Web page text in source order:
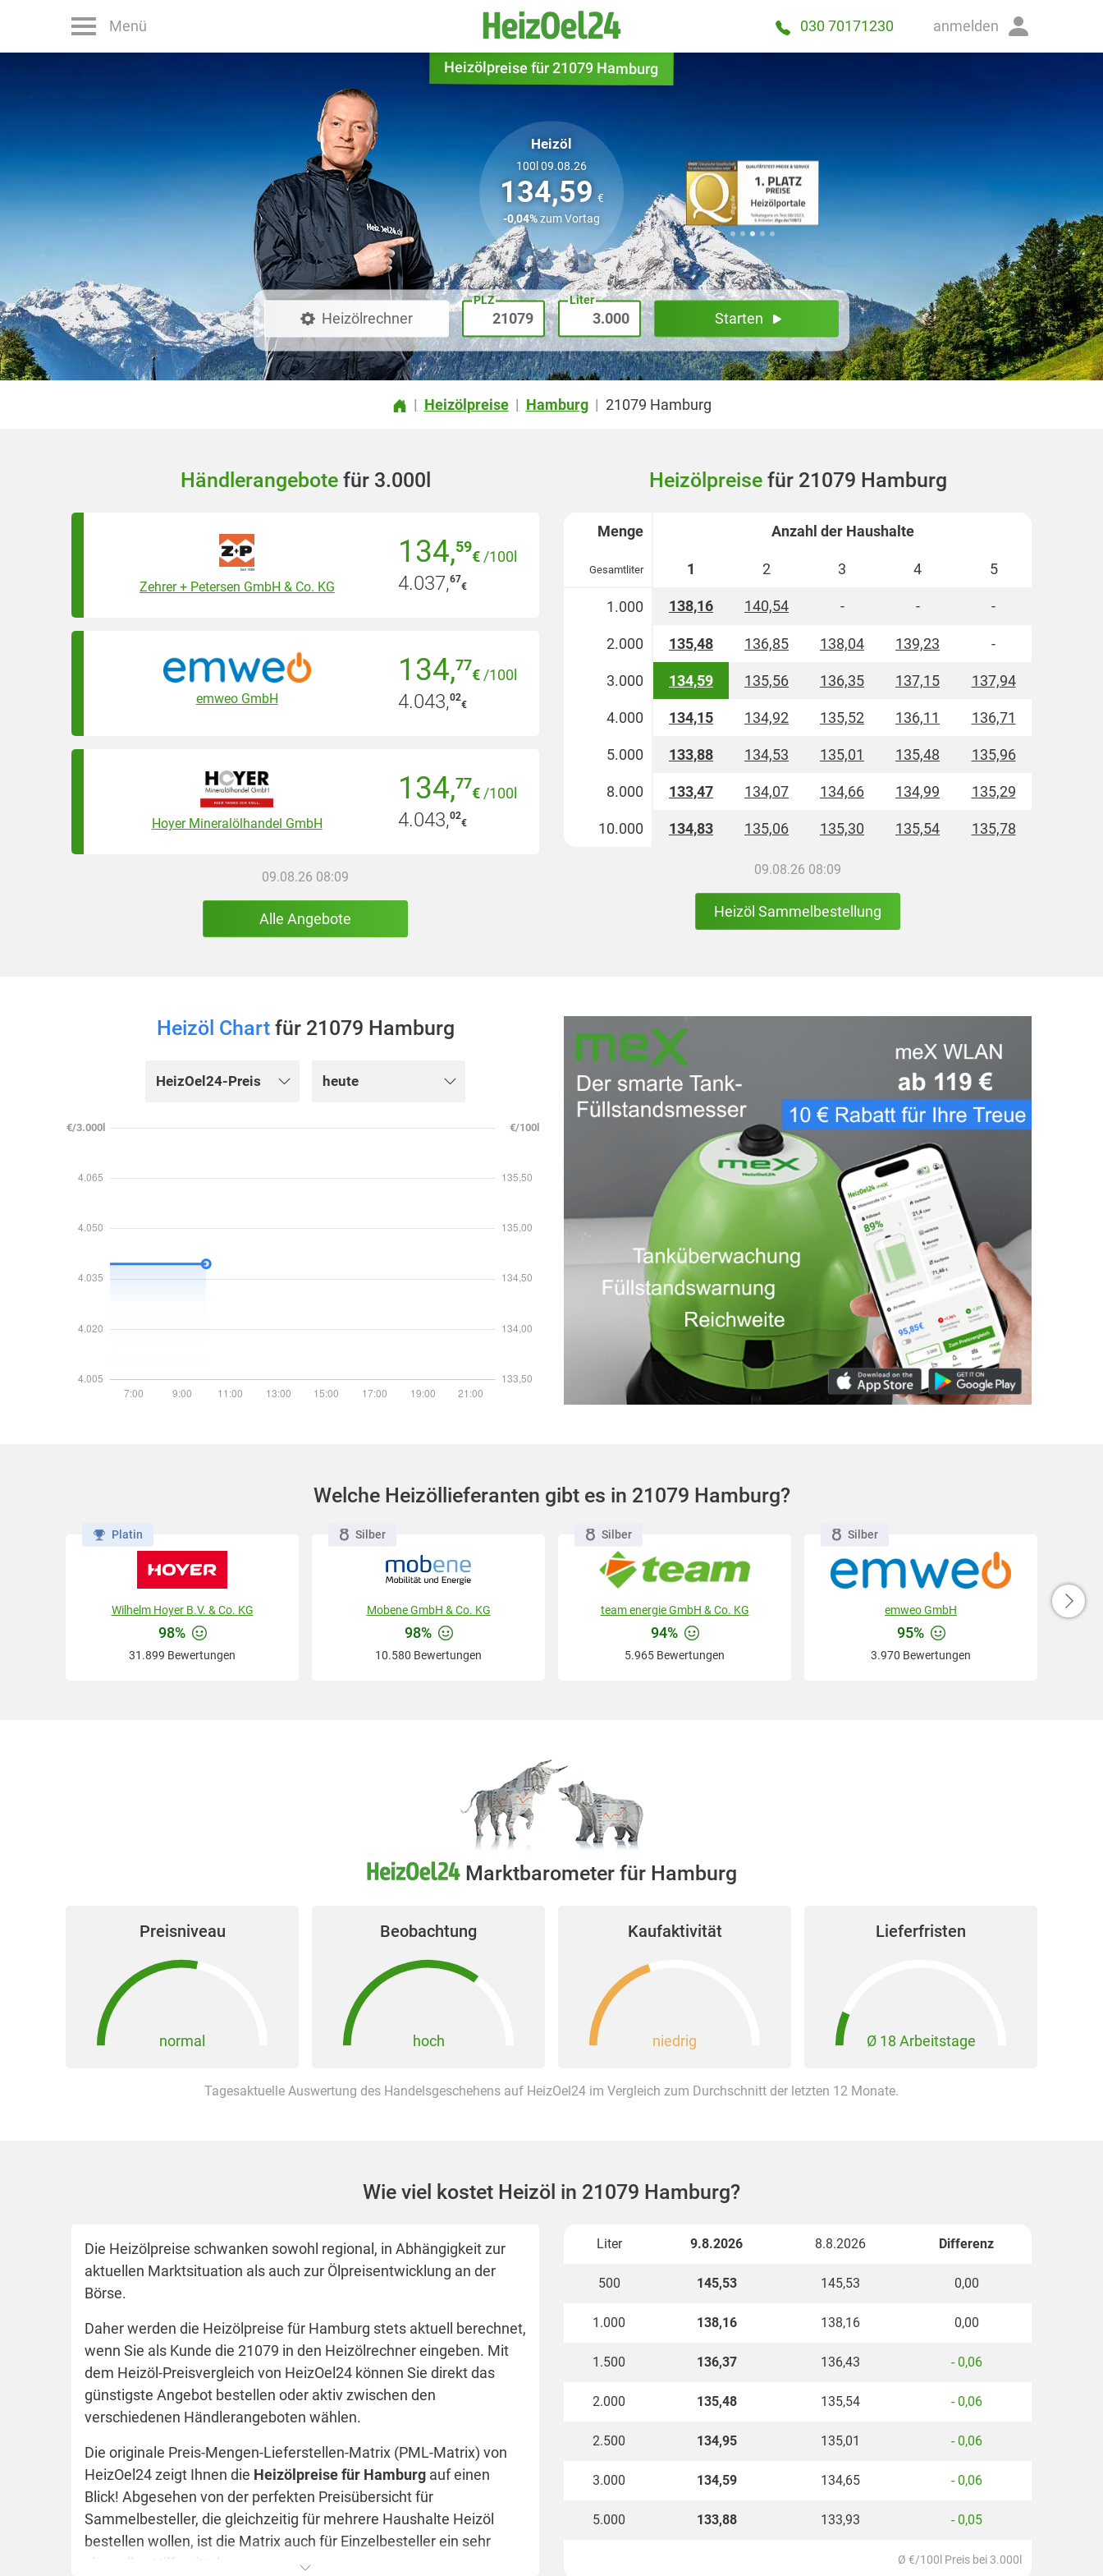
Menü 030 70171230 anmelden
Heizölpreise für 21079 Hamburg
Heizöl
100l 09.08.26
134,59 €
-0,04%zum Vortag
| Heizölpreise | Hamburg | 21079 Hamburg
Händlerangebotefür 3.000l
Zehrer + Petersen GmbH & Co. KG
134,59
€ /100l
4.037,67
€
emweo GmbH
134,77
€ /100l
4.043,02
€
Hoyer Mineralölhandel GmbH
134,77
€ /100l
4.043,02
€
09.08.26 08:09
Alle Angebote
Heizölpreisefür 21079 Hamburg
Menge Anzahl der Haushalte
Gesamtliter 1 2 3 4 5
1.000 138,16 140,54 - - -
2.000 135,48 136,85 138,04 139,23 -
3.000 134,59 135,56 136,35 137,15 137,94
4.000 134,15 134,92 135,52 136,11 136,71
5.000 133,88 134,53 135,01 135,48 135,96
8.000 133,47 134,07 134,66 134,99 135,29
10.000 134,83 135,06 135,30 135,54 135,78
09.08.26 08:09
Heizöl Sammelbestellung
Heizöl Chartfür 21079 Hamburg
HeizOel24-Preis heute
€/3.000l €/100l
Welche Heizöllieferanten gibt es in 21079 Hamburg?
Platin
Wilhelm Hoyer B.V. & Co. KG
98%
31.899 Bewertungen
Silber
Mobene GmbH & Co. KG
98%
10.580 Bewertungen
Silber
team energie GmbH & Co. KG
94%
5.965 Bewertungen
Silber
emweo GmbH
95%
3.970 Bewertungen
Marktbarometer für Hamburg
Preisniveau
normal
Beobachtung
hoch
Kaufaktivität
niedrig
Lieferfristen
Ø 18 Arbeitstage
Tagesaktuelle Auswertung des Handelsgeschehens auf HeizOel24 im Vergleich zum Durchschnitt der letzten 12 Monate.
Wie viel kostet Heizöl in 21079 Hamburg?
Die Heizölpreise schwanken sowohl regional, in Abhängigkeit zur
aktuellen Marktsituation als auch zur Ölpreisentwicklung an der
Börse.
Daher werden die Heizölpreise für Hamburg stets aktuell berechnet,
wenn Sie als Kunde die 21079 in den Heizölrechner eingeben. Mit
dem Heizöl-Preisvergleich von HeizOel24 können Sie direkt das
günstigste Angebot bestellen oder aktiv zwischen den
verschiedenen Händlerangeboten wählen.
Die originale Preis-Mengen-Lieferstellen-Matrix (PML-Matrix) von
HeizOel24 zeigt Ihnen die Heizölpreise für Hamburg auf einen
Blick! Abgesehen von der perfekten Preisübersicht für
Sammelbesteller, die gleichzeitig für mehrere Haushalte Heizöl
bestellen wollen, ist die Matrix auch für Einzelbesteller ein sehr
sinnvolles Hilfsmittel.
Liter 9.8.2026 8.8.2026 Differenz
500 145,53 145,53 0,00
1.000 138,16 138,16 0,00
1.500 136,37 136,43 - 0,06
2.000 135,48 135,54 - 0,06
2.500 134,95 135,01 - 0,06
3.000 134,59 134,65 - 0,06
5.000 133,88 133,93 - 0,05
Ø €/100l Preis bei 3.000l
Heizölrechner
PLZ Liter
Starten